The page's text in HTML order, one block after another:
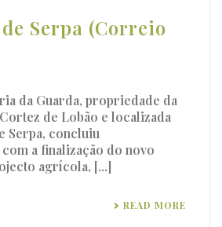
Serpa (Correio
da Guarda, propriedade da
de Lobão e localizada
Serpa, concluiu
a finalização do novo
agrícola, [...]
READ MORE